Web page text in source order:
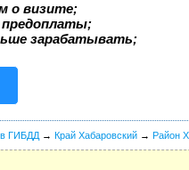
о визите;
предоплаты;
зарабатывать;
ГИБДД → Край Хабаровский → Район